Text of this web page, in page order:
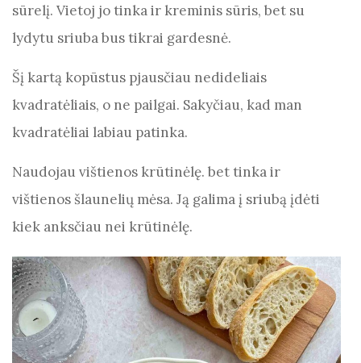
sūrelį. Vietoj jo tinka ir kreminis sūris, bet su
lydytu sriuba bus tikrai gardesnė.
Šį kartą kopūstus pjausčiau nedideliais
kvadratėliais, o ne pailgai. Sakyčiau, kad man
kvadratėliai labiau patinka.
Naudojau vištienos krūtinėlę. bet tinka ir
vištienos šlaunelių mėsa. Ją galima į sriubą įdėti
kiek anksčiau nei krūtinėlę.